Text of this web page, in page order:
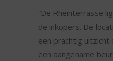
“De Rheinterrasse
de inkopers. De
een prachtig uitzicht
een aangename